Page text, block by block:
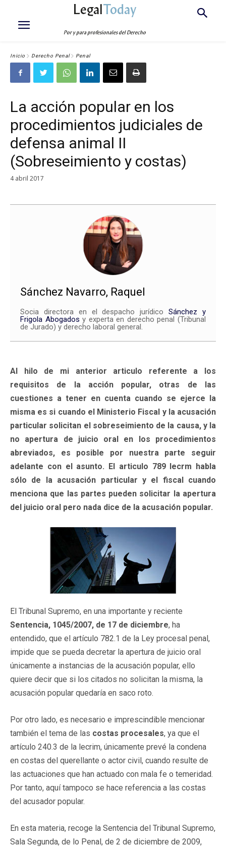
LegalToday
Por y para profesionales del Derecho
Inicio Derecho Penal Penal
La acción popular en los
procedimientos judiciales de
defensa animal II
(Sobreseimiento y costas)
4 abril 2017
Sánchez Navarro, Raquel
Socia directora en el despacho jurídicoSánchez y
Frigola Abogados y experta en derecho penal (Tribunal
de Jurado) y derecho laboral general.
Al hilo de mi anterior articulo referente a los
requisitos de la acción popular, otras de las
cuestiones a tener en cuenta cuando se ejerce la
misma es si cuando el Ministerio Fiscal y la acusación
particular solicitan el sobreseimiento de la causa, y la
no apertura de juicio oral en los procedimientos
abreviados, es posible por nuestra parte seguir
adelante con el asunto. El articulo 789 lecrm habla
sólo de la acusación particular y el fiscal cuando
menciona que las partes pueden solicitar la apertura
del juicio oral pero nada dice de la acusación popular.
El Tribunal Supremo, en una importante y reciente
Sentencia, 1045/2007, de 17 de diciembre, ha
entendido, que el artículo 782.1 de la Ley procesal penal,
impide que se pueda decretar la apertura de juicio oral
únicamente a instancias de la acusación popular, ello
quiere decir que si los citados no solicitan la misma, la
acusación popular quedaría en saco roto.
Por otro lado, es necesario e imprescindible mencionar
también el tema de las costas procesales, ya que el
artículo 240.3 de la lecrim, únicamente prevé la condena
en costas del querellante o actor civil, cuando resulte de
las actuaciones que han actuado con mala fe o temeridad.
Por tanto, aquí tampoco se hace referencia a las costas
del acusador popular.
En esta materia, recoge la Sentencia del Tribunal Supremo,
Sala Segunda, de lo Penal, de 2 de diciembre de 2009,